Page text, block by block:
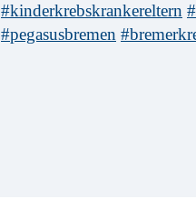
#kinderkrebskrankereltern
#pegasusbremen